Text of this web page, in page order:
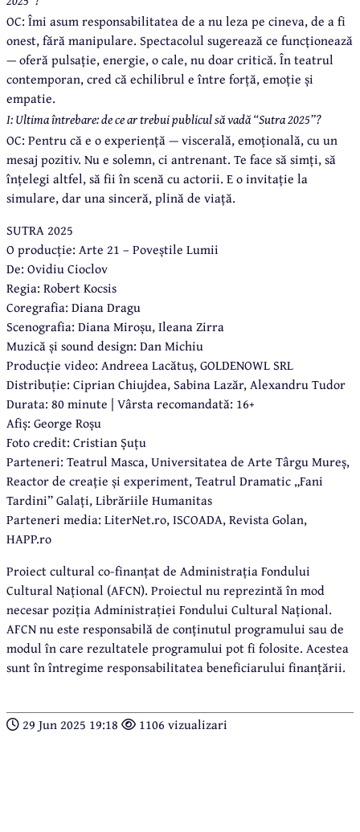
OC: Îmi asum responsabilitatea de a nu leza pe cineva, de a fi
onest, fără manipulare. Spectacolul sugerează ce funcționează
— oferă pulsație, energie, o cale, nu doar critică. În teatrul
contemporan, cred că echilibrul e între forță, emoție și
empatie.
I: Ultima întrebare: de ce ar trebui publicul să vadă “Sutra 2025”?
OC: Pentru că e o experiență — viscerală, emoțională, cu un
mesaj pozitiv. Nu e solemn, ci antrenant. Te face să simți, să
înțelegi altfel, să fii în scenă cu actorii. E o invitație la
simulare, dar una sinceră, plină de viață.
SUTRA 2025
O producție: Arte 21 – Poveștile Lumii
De: Ovidiu Cioclov
Regia: Robert Kocsis
Coregrafia: Diana Dragu
Scenografia: Diana Miroșu, Ileana Zirra
Muzică și sound design: Dan Michiu
Producție video: Andreea Lacătuș, GOLDENOWL SRL
Distribuție: Ciprian Chiujdea, Sabina Lazăr, Alexandru Tudor
Durata: 80 minute | Vârsta recomandată: 16+
Afiș: George Roșu
Foto credit: Cristian Șuțu
Parteneri: Teatrul Masca, Universitatea de Arte Târgu Mureș,
Reactor de creație și experiment, Teatrul Dramatic „Fani
Tardini” Galați, Librăriile Humanitas
Parteneri media: LiterNet.ro, ISCOADA, Revista Golan,
HAPP.ro
Proiect cultural co-finanțat de Administrația Fondului
Cultural Național (AFCN). Proiectul nu reprezintă în mod
necesar poziția Administrației Fondului Cultural Național.
AFCN nu este responsabilă de conținutul programului sau de
modul în care rezultatele programului pot fi folosite. Acestea
sunt în întregime responsabilitatea beneficiarului finanțării.
29 Jun 2025 19:18 1106 vizualizari